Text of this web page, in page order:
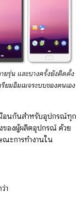
ยรุ่น และบางครั้งยังติดตั้ง
ยมอิมเมจระบบของตนเอง
อนกันสำหรับอุปกรณ์ทุก
ของผู้ผลิตอุปกรณ์ ด้วย
ะการทำงานใน
า